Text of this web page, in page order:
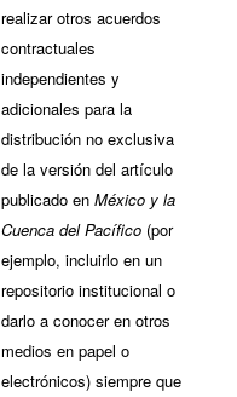
realizar otros acuerdos
contractuales
independientes y
adicionales para la
distribución no exclusiva
de la versión del artículo
publicado en México y la
Cuenca del Pacífico (por
ejemplo, incluirlo en un
repositorio institucional o
darlo a conocer en otros
medios en papel o
electrónicos) siempre que